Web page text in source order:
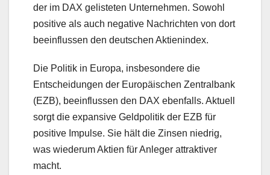
der im DAX gelisteten Unternehmen. Sowohl
positive als auch negative Nachrichten von dort
beeinflussen den deutschen Aktienindex.
Die Politik in Europa, insbesondere die
Entscheidungen der Europäischen Zentralbank
(EZB), beeinflussen den DAX ebenfalls. Aktuell
sorgt die expansive Geldpolitik der EZB für
positive Impulse. Sie hält die Zinsen niedrig,
was wiederum Aktien für Anleger attraktiver
macht.